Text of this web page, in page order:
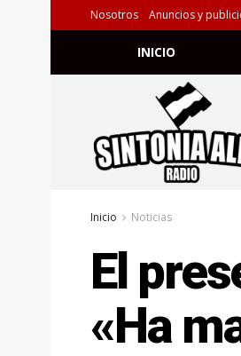
Nosotros Anuncios y
INICIO
Inicio Noticias
El
«Ha